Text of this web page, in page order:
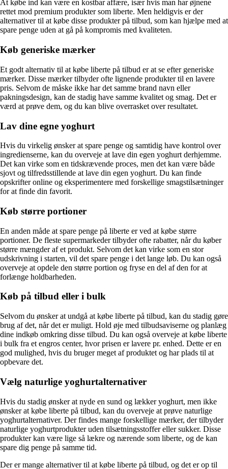
At købe ind kan være en kostbar affære, især hvis man har øjnene
rettet mod premium produkter som liberte. Men heldigvis er der
alternativer til at købe disse produkter på tilbud, som kan hjælpe med at
spare penge uden at gå på kompromis med kvaliteten.
Køb generiske mærker
Et godt alternativ til at købe liberte på tilbud er at se efter generiske
mærker. Disse mærker tilbyder ofte lignende produkter til en lavere
pris. Selvom de måske ikke har det samme brand navn eller
pakningsdesign, kan de stadig have samme kvalitet og smag. Det er
værd at prøve dem, og du kan blive overrasket over resultatet.
Lav dine egne yoghurt
Hvis du virkelig ønsker at spare penge og samtidig have kontrol over
ingredienserne, kan du overveje at lave din egen yoghurt derhjemme.
Det kan virke som en tidskrævende proces, men det kan være både
sjovt og tilfredsstillende at lave din egen yoghurt. Du kan finde
opskrifter online og eksperimentere med forskellige smagstilsætninger
for at finde din favorit.
Køb større portioner
En anden måde at spare penge på liberte er ved at købe større
portioner. De fleste supermarkeder tilbyder ofte rabatter, når du køber
større mængder af et produkt. Selvom det kan virke som en stor
udskrivning i starten, vil det spare penge i det lange løb. Du kan også
overveje at opdele den større portion og fryse en del af den for at
forlænge holdbarheden.
Køb på tilbud eller i bulk
Selvom du ønsker at undgå at købe liberte på tilbud, kan du stadig gøre
brug af det, når det er muligt. Hold øje med tilbudsaviserne og planlæg
dine indkøb omkring disse tilbud. Du kan også overveje at købe liberte
i bulk fra et engros center, hvor prisen er lavere pr. enhed. Dette er en
god mulighed, hvis du bruger meget af produktet og har plads til at
opbevare det.
Vælg naturlige yoghurtalternativer
Hvis du stadig ønsker at nyde en sund og lækker yoghurt, men ikke
ønsker at købe liberte på tilbud, kan du overveje at prøve naturlige
yoghurtalternativer. Der findes mange forskellige mærker, der tilbyder
naturlige yoghurtprodukter uden tilsætningsstoffer eller sukker. Disse
produkter kan være lige så lækre og nærende som liberte, og de kan
spare dig penge på samme tid.
Der er mange alternativer til at købe liberte på tilbud, og det er op til